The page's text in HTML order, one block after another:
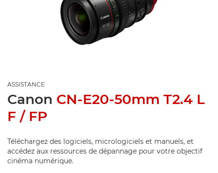
ASSISTANCE
Canon CN-E20-50mm T2.4 L
F / FP
Téléchargez des logiciels, micrologiciels et manuels, et
accédez aux ressources de dépannage pour votre objectif
cinéma numérique.